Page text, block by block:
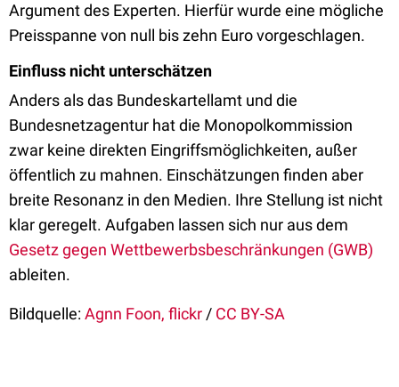
Argument des Experten. Hierfür wurde eine mögliche
Preisspanne von null bis zehn Euro vorgeschlagen.
Einfluss nicht unterschätzen
Anders als das Bundeskartellamt und die
Bundesnetzagentur hat die Monopolkommission
zwar keine direkten Eingriffsmöglichkeiten, außer
öffentlich zu mahnen. Einschätzungen finden aber
breite Resonanz in den Medien. Ihre Stellung ist nicht
klar geregelt. Aufgaben lassen sich nur aus dem
Gesetz gegen Wettbewerbsbeschränkungen (GWB)
ableiten.
Bildquelle:Agnn Foon, flickr / CC BY-SA